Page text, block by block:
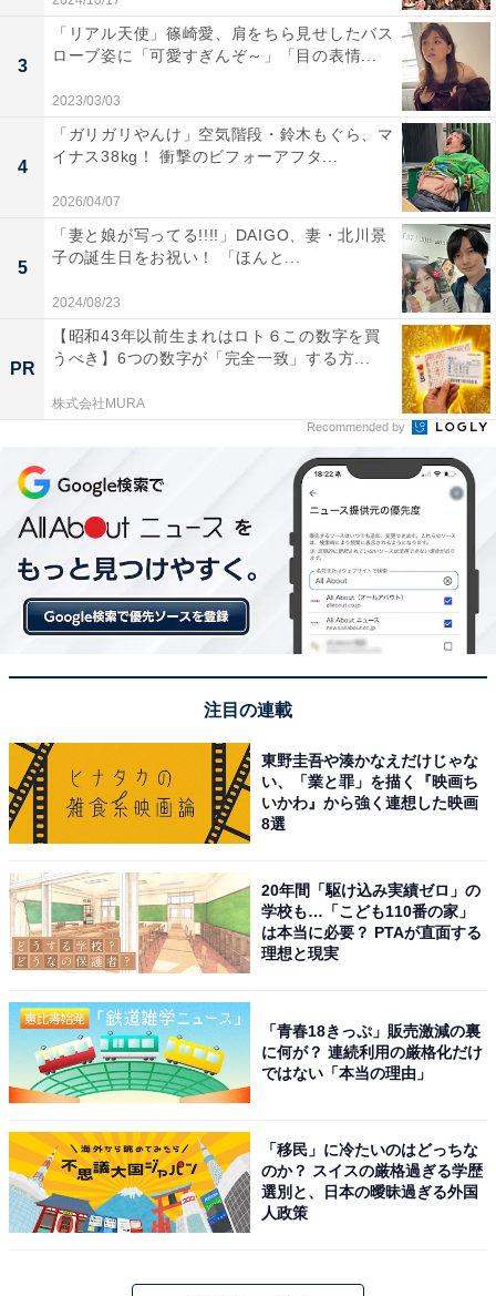
3
「リアル天使」篠崎愛、肩をちら見せしたバス
ローブ姿に「可愛すぎんぞ～」「目の表情...
2023/03/03
4
「ガリガリやんけ」空気階段・鈴木もぐら、マ
イナス38kg！ 衝撃のビフォーアフタ...
2026/04/07
5
「妻と娘が写ってる!!!!」DAIGO、妻・北川景
子の誕生日をお祝い！ 「ほんと...
2024/08/23
PR
【昭和43年以前生まれはロト６この数字を買
うべき】6つの数字が「完全一致」する方...
株式会社MURA
Recommended by
注目の連載
東野圭吾や湊かなえだけじゃな
い、「業と罪」を描く『映画ち
いかわ』から強く連想した映画
8選
20年間「駆け込み実績ゼロ」の
学校も…「こども110番の家」
は本当に必要？ PTAが直面する
理想と現実
「青春18きっぷ」販売激減の裏
に何が？ 連続利用の厳格化だけ
ではない「本当の理由」
「移民」に冷たいのはどっちな
のか？ スイスの厳格過ぎる学歴
選別と、日本の曖昧過ぎる外国
人政策